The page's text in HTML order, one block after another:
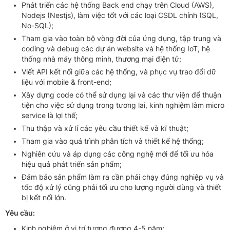
Phát triển các hệ thống Back end chạy trên Cloud (AWS),
Nodejs (Nestjs), làm việc tốt với các loại CSDL chính (SQL,
No-SQL);
Tham gia vào toàn bộ vòng đời của ứng dụng, tập trung và
coding và debug các dự án website và hệ thống IoT, hệ
thống nhà máy thông minh, thương mại điện tử;
Viết API kết nối giữa các hệ thống, và phục vụ trao đổi dữ
liệu với mobile & front-end;
Xây dựng code có thể sử dụng lại và các thư viện để thuận
tiện cho việc sử dụng trong tương lai, kinh nghiệm làm micro
service là lợi thế;
Thu thập và xử lí các yêu cầu thiết kế và kĩ thuật;
Tham gia vào quá trình phân tích và thiết kế hệ thống;
Nghiên cứu và áp dụng các công nghệ mới để tối ưu hóa
hiệu quả phát triển sản phẩm;
Đảm bảo sản phẩm làm ra cần phải chạy đúng nghiệp vụ và
tốc độ xử lý cũng phải tối ưu cho lượng người dùng và thiết
bị kết nối lớn.
Yêu cầu:
Kinh nghiệm ở vị trí tương đương 4-5 năm;